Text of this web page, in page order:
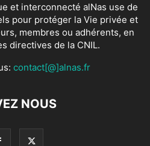
et interconnecté alNas use de
pour protéger la Vie privée et
membres ou adhérents, en
directives de la CNIL.
contact[@]alnas.fr
NOUS